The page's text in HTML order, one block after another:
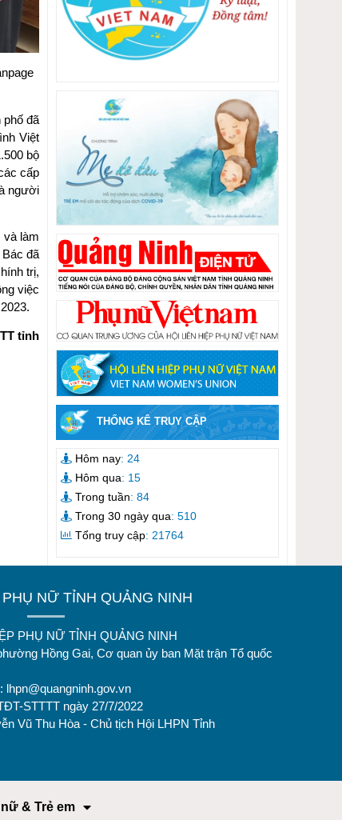
phố đã
Việt
bộ
cấp
người
và làm
đã
trị,
việc
tỉnh
THỐNG KÊ TRUY CẬP
Hôm nay: 24
Hôm qua: 15
Trong tuần: 84
Trong 30 ngày qua: 510
Tổng truy cập: 21764
NỮ TỈNH QUẢNG NINH
PHỤ NỮ TỈNH QUẢNG NINH
Hồng Gai, Cơ quan ủy ban Mặt trận Tổ quốc
lhpn@quangninh.gov.vn
STTTT ngày 27/7/2022
Vũ Thu Hòa - Chủ tịch Hội LHPN Tỉnh
& Trẻ em